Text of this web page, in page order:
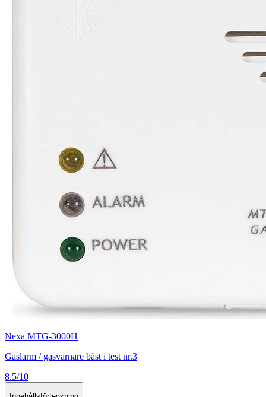
Nexa MTG-3000H
Gaslarm / gasvarnare bäst i test nr.3
8.5/10